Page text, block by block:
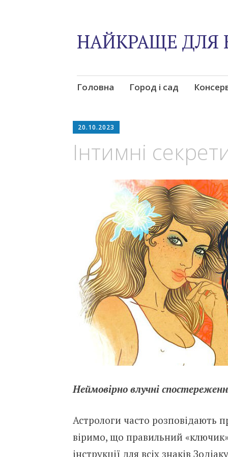
НАЙКРАЩЕ ДЛЯ
Skip
Головна Город і сад
20.10.2023
Інтимні
Неймовірно влучні
Астрологи часто розповідають
віримо, що правильний
інструкції для всіх знаків